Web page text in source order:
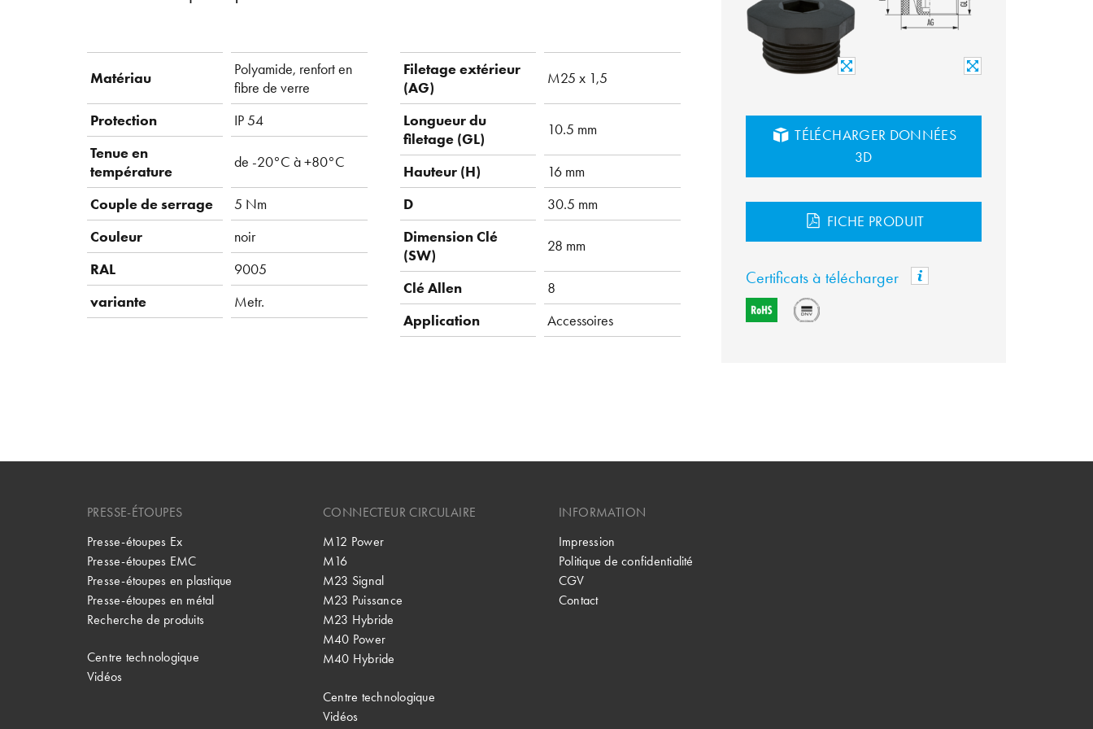
Matériau
Polyamide, renfort en
fibre de verre
Protection
IP 54
Tenue en
température
de -20°C à +80°C
Couple de serrage
5 Nm
Couleur
noir
RAL
9005
variante
Metr.
Filetage extérieur
(AG)
M25 x 1,5
Longueur du
filetage (GL)
10.5 mm
Hauteur (H)
16 mm
D
30.5 mm
Dimension Clé
(SW)
28 mm
Clé Allen
8
Application
Accessoires
TÉLÉCHARGER DONNÉES
3D
FICHE PRODUIT
Certificats à télécharger
PRESSE-ÉTOUPES
Presse-étoupes Ex
Presse-étoupes EMC
Presse-étoupes en plastique
Presse-étoupes en métal
Recherche de produits
Centre technologique
Vidéos
CONNECTEUR CIRCULAIRE
M12 Power
M16
M23 Signal
M23 Puissance
M23 Hybride
M40 Power
M40 Hybride
Centre technologique
Vidéos
INFORMATION
Impression
Politique de confidentialité
CGV
Contact